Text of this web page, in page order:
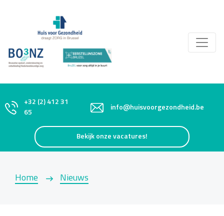
+32 (2) 412 31
65
info@huisvoorgezondheid.be
Bekijk onze vacatures!
Home Nieuws